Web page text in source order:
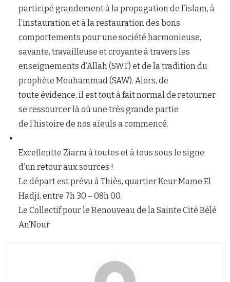
participé grandement à la propagation de l’islam, à
l’instauration et à la restauration des bons
comportements pour une société harmonieuse,
savante, travailleuse et croyante à travers les
enseignements d’Allah (SWT) et de la tradition du
prophète Mouhammad (SAW). Alors, de
toute évidence, il est tout à fait normal de retourner
se ressourcer là où une très grande partie
de l’histoire de nos aïeuls a commencé.
Excellentte Ziarra à toutes et à tous sous le signe
d’un retour aux sources !
Le départ est prévu à Thiès, quartier Keur Mame El
Hadji, entre 7h 30 – 08h 00.
Le Collectif pour le Renouveau de la Sainte Cité Bélé
An’Nour